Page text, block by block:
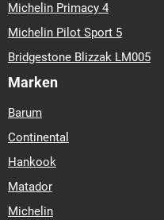
Michelin Primacy 4
Michelin Pilot Sport 5
Bridgestone Blizzak LM005
Marken
Barum
Continental
Hankook
Matador
Michelin